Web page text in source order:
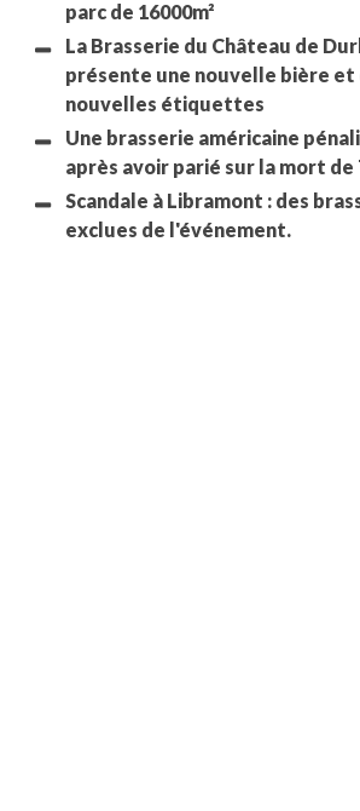
parc de 16000m²
La Brasserie du Château de
présente une nouvelle bière et
nouvelles étiquettes
Une brasserie américaine
après avoir parié sur la mort de
Scandale à Libramont : des
exclues de l'événement.